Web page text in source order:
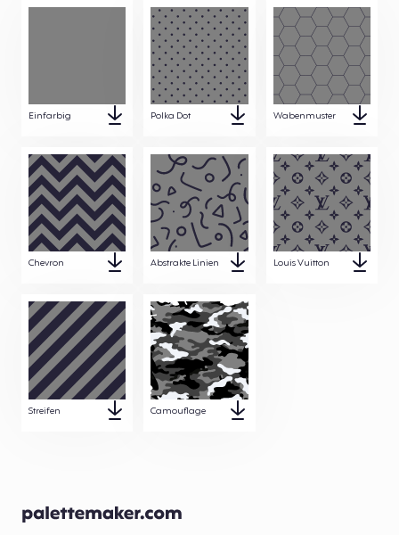
Einfarbig Polka Dot Wabenmuster
Chevron Abstrakte Linien Louis Vuitton
Streifen Camouflage